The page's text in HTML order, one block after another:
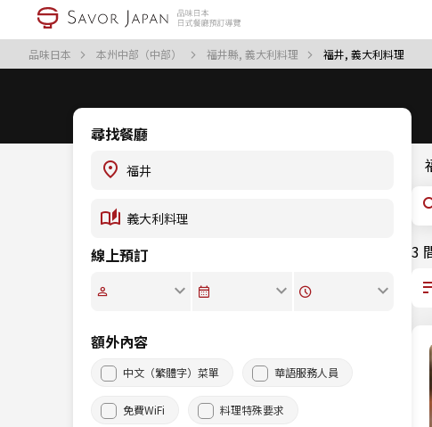
品味日本 本州中部（中部） 福井縣, 義大利料理 福井, 義大利料理
尋找餐廳
線上預訂
額外內容
中文（繁體字）菜單 華語服務人員
免費WiFi 料理特殊要求
3